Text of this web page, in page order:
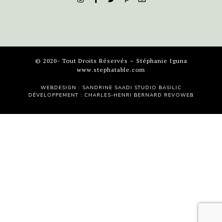
© 2020- Tout Droits Réservés – Stéphanie Iguna
www.stephatable.com
WEBDESIGN : SANDRINE SAADI STUDIO BASILIC
DÉVELOPPEMENT : CHARLES-HENRI BERNARD REVOWEB